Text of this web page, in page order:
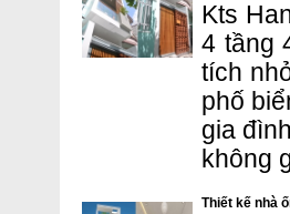
Kts
4 tầng
tích
phố
gia
không
Thiết kế nhà